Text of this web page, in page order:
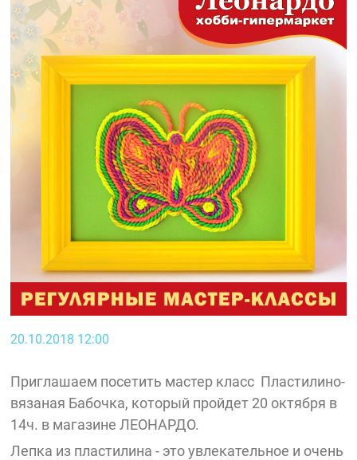
20.10.2018 12:00
Приглашаем посетить мастер класс Пластилино-
вязаная Бабочка, который пройдет 20 октября в
14ч. в магазине ЛЕОНАРДО.
Лепка из пластилина - это увлекательное и очень